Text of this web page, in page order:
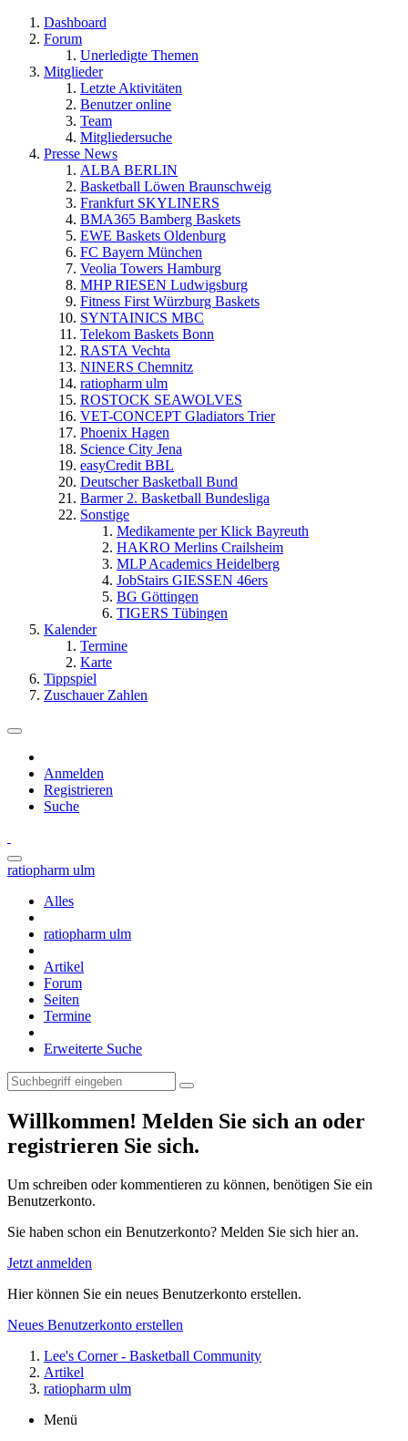
Dashboard
Forum
Unerledigte Themen
Mitglieder
Letzte Aktivitäten
Benutzer online
Team
Mitgliedersuche
Presse News
ALBA BERLIN
Basketball Löwen Braunschweig
Frankfurt SKYLINERS
BMA365 Bamberg Baskets
EWE Baskets Oldenburg
FC Bayern München
Veolia Towers Hamburg
MHP RIESEN Ludwigsburg
Fitness First Würzburg Baskets
SYNTAINICS MBC
Telekom Baskets Bonn
RASTA Vechta
NINERS Chemnitz
ratiopharm ulm
ROSTOCK SEAWOLVES
VET-CONCEPT Gladiators Trier
Phoenix Hagen
Science City Jena
easyCredit BBL
Deutscher Basketball Bund
Barmer 2. Basketball Bundesliga
Sonstige
Medikamente per Klick Bayreuth
HAKRO Merlins Crailsheim
MLP Academics Heidelberg
JobStairs GIESSEN 46ers
BG Göttingen
TIGERS Tübingen
Kalender
Termine
Karte
Tippspiel
Zuschauer Zahlen
Anmelden
Registrieren
Suche
ratiopharm ulm
Alles
ratiopharm ulm
Artikel
Forum
Seiten
Termine
Erweiterte Suche
Willkommen! Melden Sie sich an oder
registrieren Sie sich.
Um schreiben oder kommentieren zu können, benötigen Sie ein
Benutzerkonto.
Sie haben schon ein Benutzerkonto? Melden Sie sich hier an.
Jetzt anmelden
Hier können Sie ein neues Benutzerkonto erstellen.
Neues Benutzerkonto erstellen
Lee's Corner - Basketball Community
Artikel
ratiopharm ulm
Menü